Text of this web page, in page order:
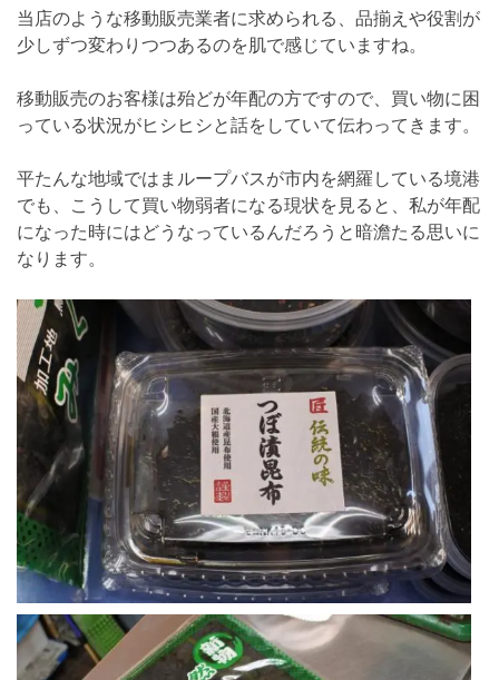
当店のような移動販売業者に求められる、品揃えや役割が
少しずつ変わりつつあるのを肌で感じていますね。
移動販売のお客様は殆どが年配の方ですので、買い物に困
っている状況がヒシヒシと話をしていて伝わってきます。
平たんな地域ではまループバスが市内を網羅している境港
でも、こうして買い物弱者になる現状を見ると、私が年配
になった時にはどうなっているんだろうと暗澹たる思いに
なります。